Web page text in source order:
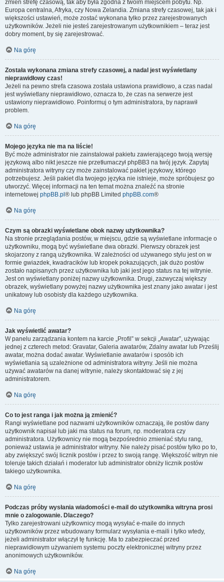
zmień strefę czasową, tak aby była zgodna z twoim miejscem pobytu. Np.
Europa centralna, Afryka, czy Nowa Zelandia. Zmiana strefy czasowej, tak jak i
większości ustawień, może zostać wykonana tylko przez zarejestrowanych
użytkowników. Jeżeli nie jesteś zarejestrowanym użytkownikiem – teraz jest
dobry moment, by się zarejestrować.
Na górę
Została wykonana zmiana strefy czasowej, a nadal jest wyświetlany
nieprawidłowy czas!
Jeżeli na pewno strefa czasowa została ustawiona prawidłowo, a czas nadal
jest wyświetlany nieprawidłowo, oznacza to, że czas na serwerze jest
ustawiony nieprawidłowo. Poinformuj o tym administratora, by naprawił
problem.
Na górę
Mojego języka nie ma na liście!
Być może administrator nie zainstalował pakietu zawierającego twoją wersję
językową albo nikt jeszcze nie przetłumaczył phpBB3 na twój język. Zapytaj
administratora witryny czy może zainstalować pakiet językowy, którego
potrzebujesz. Jeśli pakiet dla twojego języka nie istnieje, może spróbujesz go
utworzyć. Więcej informacji na ten temat można znaleźć na stronie
internetowej phpBB.pl ® lub phpBB Limited phpBB.com®
Na górę
Czym są obrazki wyświetlane obok nazwy użytkownika?
Na stronie przeglądania postów, w miejscu, gdzie są wyświetlane informacje o
użytkowniku, mogą być wyświetlane dwa obrazki. Pierwszy obrazek jest
skojarzony z rangą użytkownika. W zależności od używanego stylu jest on w
formie gwiazdek, kwadracików lub kropek pokazujących, jak dużo postów
zostało napisanych przez użytkownika lub jaki jest jego status na tej witrynie.
Jest on wyświetlany poniżej nazwy użytkownika. Drugi, zazwyczaj większy
obrazek, wyświetlany powyżej nazwy użytkownika jest znany jako awatar i jest
unikatowy lub osobisty dla każdego użytkownika.
Na górę
Jak wyświetlić awatar?
W panelu zarządzania kontem na karcie „Profil” w sekcji „Awatar”, używając
jednej z czterech metod: Gravatar, Galeria awatarów, Zdalny awatar lub Prześlij
awatar, można dodać awatar. Wyświetlanie awatarów i sposób ich
wyświetlania są uzależnione od administratora witryny. Jeśli nie można
używać awatarów na danej witrynie, należy skontaktować się z jej
administratorem.
Na górę
Co to jest ranga i jak można ją zmienić?
Rangi wyświetlane pod nazwami użytkowników oznaczają, ile postów dany
użytkownik napisał lub jaki ma status na forum, np. moderatora czy
administratora. Użytkownicy nie mogą bezpośrednio zmieniać stylu rang,
ponieważ ustawia je administrator witryny. Nie należy pisać postów tylko po to,
aby zwiększyć swój licznik postów i przez to swoją rangę. Większość witryn nie
toleruje takich działań i moderator lub administrator obniży licznik postów
takiego użytkownika.
Na górę
Podczas próby wysłania wiadomości e-mail do użytkownika witryna prosi
mnie o zalogowanie. Dlaczego?
Tylko zarejestrowani użytkownicy mogą wysyłać e-maile do innych
użytkowników przez wbudowany formularz wysyłania e-maili i tylko wtedy,
jeżeli administrator włączył tę funkcję. Ma to zabezpieczać przed
nieprawidłowym używaniem systemu poczty elektronicznej witryny przez
anonimowych użytkowników.
Na górę